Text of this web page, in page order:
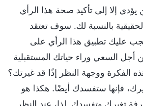
يؤدي إلا إلى تأكيد صحة هذا الرأي
بالنسبة لك. سوف تعتقد
يجب عليك تطبيق هذا الرأي على
السعي وراء حياتك المستقبلية
الفكرة ووجهة النظر إذًا قد غيرتك؟
فإنها ستفسدك أيضًا. هكذا هو
تغيرك وتفسدك. لذا، عند النظر